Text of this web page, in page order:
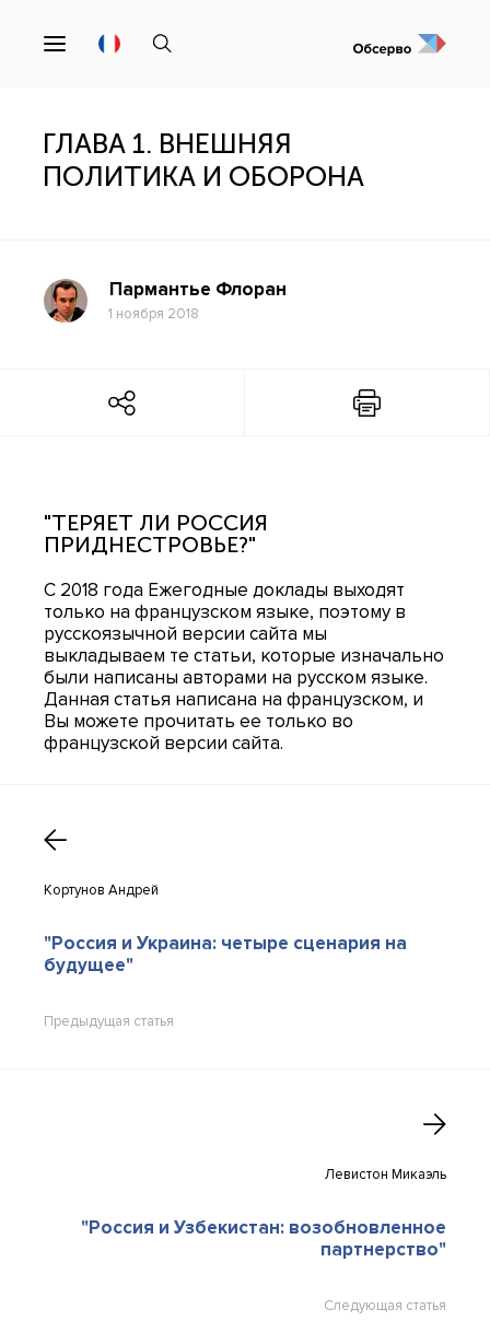
ГЛАВА 1. ВНЕШНЯЯ
ПОЛИТИКА И ОБОРОНА
Пармантье Флоран
1 ноября 2018
"ТЕРЯЕТ ЛИ РОССИЯ
ПРИДНЕСТРОВЬЕ?"
С 2018 года Ежегодные доклады выходят
только на французском языке, поэтому в
русскоязычной версии сайта мы
выкладываем те статьи, которые изначально
были написаны авторами на русском языке.
Данная статья написана на французском, и
Вы можете прочитать ее только во
французской версии сайта.
Кортунов Андрей
"Россия и Украина: четыре сценария на
будущее"
Предыдущая статья
Левистон Микаэль
"Россия и Узбекистан: возобновленное
партнерство"
Следующая статья